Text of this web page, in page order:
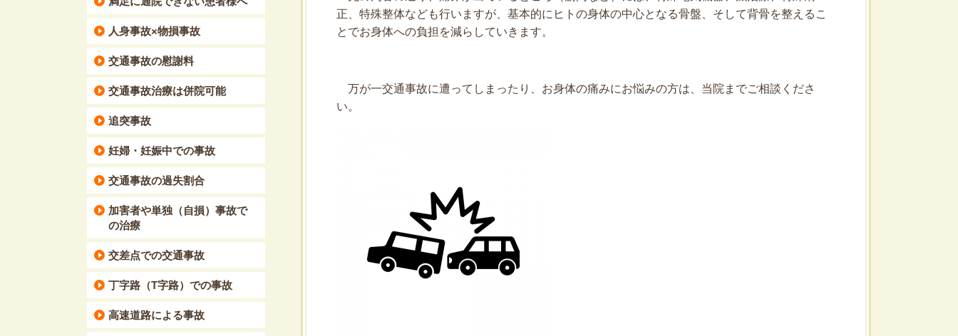
正、特殊整体なども行いますが、基本的にヒトの身体の中心となる骨盤、そして背骨を整えるこ
とでお身体への負担を減らしていきます。
万が一交通事故に遭ってしまったり、お身体の痛みにお悩みの方は、当院までご相談くださ
い。
人身事故×物損事故
交通事故の慰謝料
交通事故治療は併院可能
追突事故
妊婦・妊娠中での事故
交通事故の過失割合
加害者や単独（自損）事故で
の治療
交差点での交通事故
丁字路（T字路）での事故
高速道路による事故